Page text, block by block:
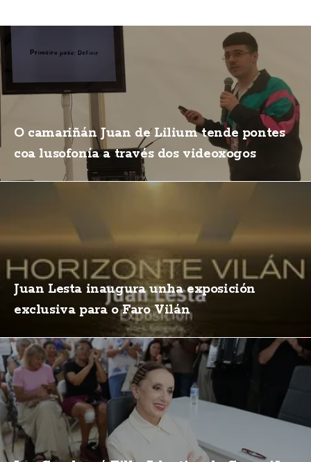
O camariñán Juan de Lilium tende pontes
coa lusofonía a través dos videoxogos
Juan Lesta inaugura unha exposición
exclusiva para o Faro Vilán